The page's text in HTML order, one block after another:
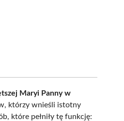
Maryi Panny w
którzy wnieśli istotny
które pełniły tę funkcję: